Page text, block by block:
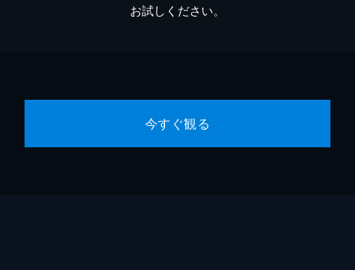
お試しください。
今すぐ観る